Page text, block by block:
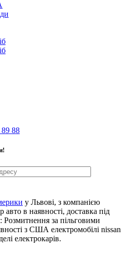
88
у Львові, з компанією
в наявності, доставка під
Розмитнення за пільговими
з США електромобілі nissan
електрокарів.